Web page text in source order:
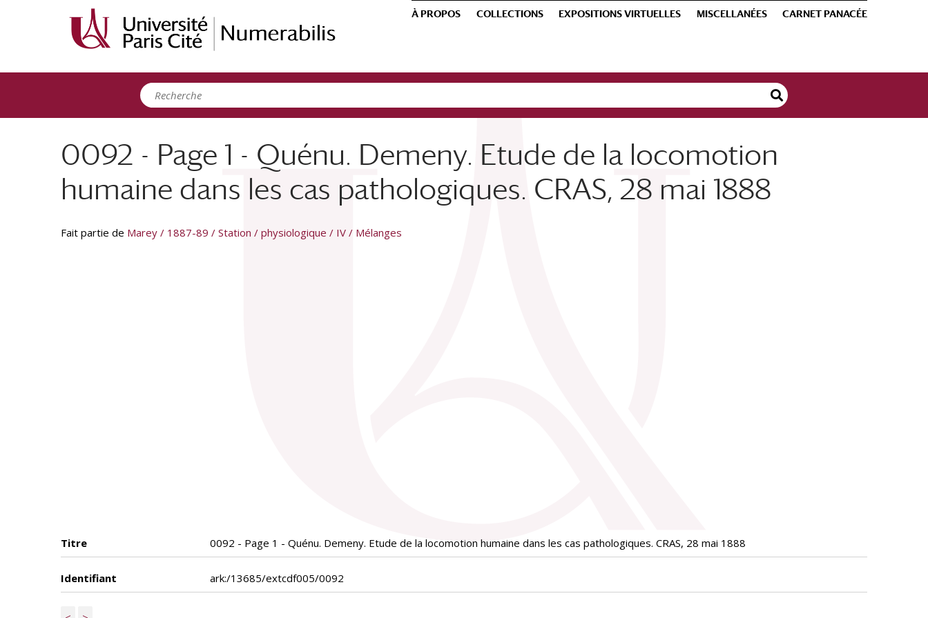
À PROPOS COLLECTIONS EXPOSITIONS VIRTUELLES MISCELLANÉES CARNET PANACÉE
0092 - Page 1 - Quénu. Demeny. Etude de la locomotion
humaine dans les cas pathologiques. CRAS, 28 mai 1888
Fait partie de Marey / 1887-89 / Station / physiologique / IV / Mélanges
Titre 0092 - Page 1 - Quénu. Demeny. Etude de la locomotion humaine dans les cas pathologiques. CRAS, 28 mai 1888
Identifiant ark:/13685/extcdf005/0092
Panneau de gestion des cookies